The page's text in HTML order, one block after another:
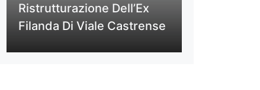
Ristrutturazione Dell’Ex
Filanda Di Viale Castrense